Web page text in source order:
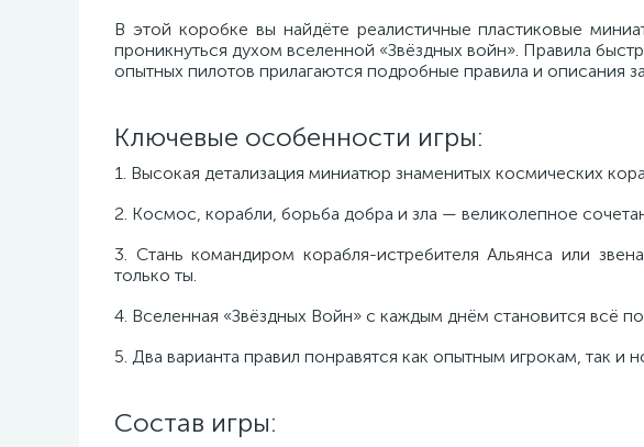
В этой коробке вы найдёте реалистичные пластиковые
проникнуться духом вселенной «Звёздных войн». Правила
опытных пилотов прилагаются подробные правила и описания
Ключевые особенности игры:
1. Высокая детализация миниатюр знаменитых космических
2. Космос, корабли, борьба добра и зла — великолепное
3. Стань командиром корабля-истребителя Альянса или
только ты.
4. Вселенная «Звёздных Войн» с каждым днём становится всё
5. Два варианта правил понравятся как опытным игрокам, так и
Состав игры: